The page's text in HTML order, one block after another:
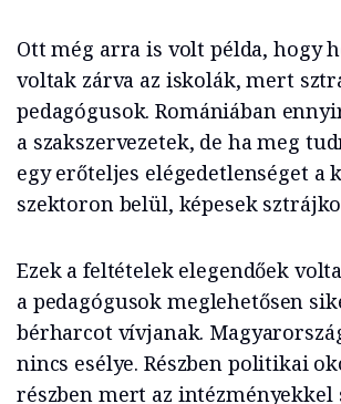
Ott még arra is volt példa, hogy
voltak zárva az iskolák, mert
pedagógusok. Romániában
a szakszervezetek, de ha meg
egy erőteljes elégedetlenséget a
szektoron belül, képesek
Ezek a feltételek elegendőek
a pedagógusok meglehetősen
bérharcot vívjanak.
nincs esélye. Részben politikai
részben mert az intézményekkel